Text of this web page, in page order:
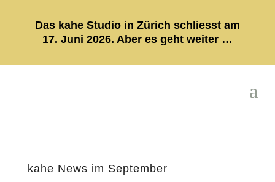
Das kahe Studio in Zürich schliesst am
17. Juni 2026. Aber es geht weiter …
kahe News im September